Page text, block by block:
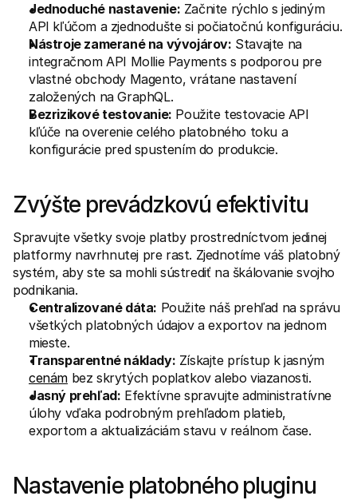
Jednoduché nastavenie: Začnite rýchlo s jediným
API kľúčom a zjednodušte si počiatočnú konfiguráciu.
Nástroje zamerané na vývojárov: Stavajte na
integračnom API Mollie Payments s podporou pre
vlastné obchody Magento, vrátane nastavení
založených na GraphQL.
Bezrizikové testovanie: Použite testovacie API
kľúče na overenie celého platobného toku a
konfigurácie pred spustením do produkcie.
Zvýšte prevádzkovú efektivitu
Spravujte všetky svoje platby prostredníctvom jedinej
platformy navrhnutej pre rast. Zjednotíme váš platobný
systém, aby ste sa mohli sústrediť na škálovanie svojho
podnikania.
Centralizované dáta: Použite náš prehľad na správu
všetkých platobných údajov a exportov na jednom
mieste.
Transparentné náklady:
Získajte prístup k jasným
cenám bez skrytých poplatkov alebo viazanosti.
Jasný prehľad: Efektívne spravujte administratívne
úlohy vďaka podrobným prehľadom platieb,
exportom a aktualizáciám stavu v reálnom čase.
Nastavenie platobného pluginu